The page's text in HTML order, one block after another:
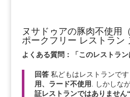
ヌサドゥアの豚肉不使用
ポークフリー レストラン
よくある質問：「このレストラ
回答私どもはレストランです
用、ラード不使用. しかしな
証レストランではありません“